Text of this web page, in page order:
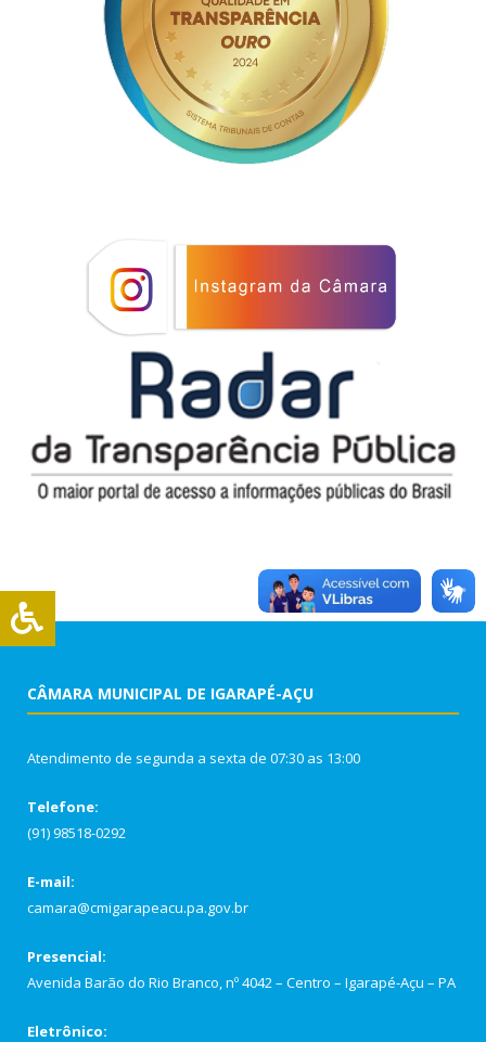
CÂMARA MUNICIPAL DE IGARAPÉ-AÇU
Atendimento de segunda a sexta de 07:30 as 13:00
Telefone:
(91) 98518-0292
E-mail:
camara@cmigarapeacu.pa.gov.br
Presencial:
Avenida Barão do Rio Branco, nº 4042 – Centro – Igarapé-Açu – PA
Eletrônico: